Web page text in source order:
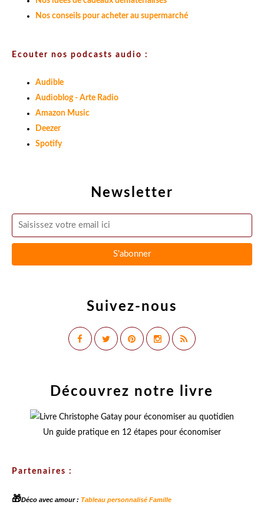
Newsletter
Suivez-nous
Nos conseils pour acheter au supermarché
Ecouter nos podcasts audio :
Audible
Audioblog - Arte Radio
Amazon Music
Deezer
Spotify
Découvrez notre livre
Un guide pratique en 12 étapes pour économiser
Partenaires :
🎁Déco avec amour : Tableau personnalisé Famille